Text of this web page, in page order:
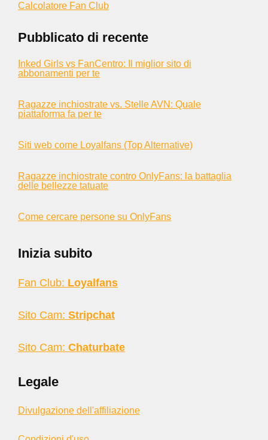
Calcolatore Fan Club
Pubblicato di recente
Inked Girls vs FanCentro: Il miglior sito di
abbonamenti per te
Ragazze inchiostrate vs. Stelle AVN: Quale
piattaforma fa per te
Siti web come Loyalfans (Top Alternative)
Ragazze inchiostrate contro OnlyFans: la battaglia
delle bellezze tatuate
Come cercare persone su OnlyFans
Inizia subito
Fan Club: Loyalfans
Sito Cam: Stripchat
Sito Cam: Chaturbate
Legale
Divulgazione dell'affiliazione